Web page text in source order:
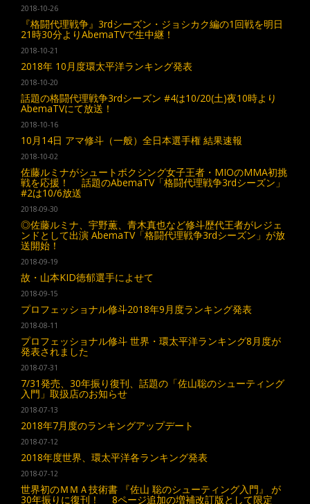
2018-10-26
『格闘代理戦争』3rdシーズン・ジョシカク編の1回戦を明日
21時30分よりAbemaTVで生中継！
2018-10-21
2018年 10月度環太平洋ランキング発表
2018-10-20
話題の格闘代理戦争3rdシーズン #4は10/20(土)夜10時より
AbemaTVにて放送！
2018-10-16
10月14日 アマ修斗（一般）全日本選手権 結果速報
2018-10-02
佐藤ルミナがシュートボクシング女子王者・MIOのMMA初挑
戦を応援！ 話題のAbemaTV「格闘代理戦争3rdシーズン」
#2は10/6放送
2018-09-30
◎佐藤ルミナ、宇野薫、青木真也など修斗歴代王者がレジェ
ンドとして出演 AbemaTV「格闘代理戦争3rdシーズン」が放
送開始！
2018-09-19
故・山本KID徳郁選手によせて
2018-09-15
プロフェッショナル修斗2018年9月度ランキング発表
2018-08-11
プロフェッショナル修斗 世界・環太平洋ランキング8月度が
発表されました
2018-07-31
7/31発売、30年振り復刊、話題の「佐山聡のシューティング
入門」取扱店のお知らせ
2018-07-13
2018年7月度のランキングアップデート
2018-07-12
2018年度世界、環太平洋各ランキング発表
2018-07-12
世界初のＭＭＡ技術書 『佐山 聡のシューティング入門』 が
30年振りに復刊！ 8ページ追加の増補改訂版として限定